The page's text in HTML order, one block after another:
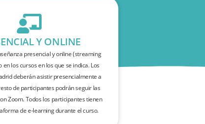
Y ONLINE
presencial y online (streaming
en los cursos en los que se indica. Los
deberán asistir presencialmente a
de participantes podrán seguir las
Zoom. Todos los participantes tienen
de e-learning durante el curso.